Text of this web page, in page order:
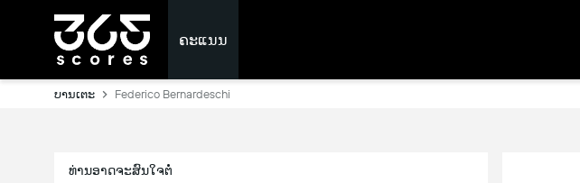
ຄະແນນ
ບານເຕະ Federico Bernardeschi
ທ່ານອາດຈະສົນໃຈຕໍ່